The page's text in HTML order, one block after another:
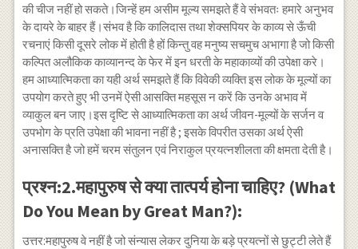
की चीज नहीं हो सकते।जिन्हें हम असीम मूल्य समझते हैं वे संभवतः हमारे अनुभव
के दायरे के बाहर हैं।संभव है कि कालिदास तथा शेक्सपियर के काव्य से ऊँची
रचनाएं किसी दूसरे लोक में होती है हों किन्तु वह मनुष्य सचमुच अभागा है जो किसी
कल्पित अलौकिक काव्यानन्द के फेर में इन धरती के महाकाव्यों की उपेक्षा करे।
हम आध्यात्मिकता का यही अर्थ समझते हैं कि विवेकी व्यक्ति इस लोक के मूल्यों का
उपयोग करते हुए भी उनमें ऐसी आसक्ति महसूस न करें कि उनके अभाव में
व्याकुल बन जाए।इस दृष्टि से आध्यात्मिकता का अर्थ जीवन-मूल्यों के सर्जन व
उपभोग के प्रति उपेक्षा की भावना नहीं है ; इसके विपरीत उसका अर्थ ऐसी
अनासक्ति है जो हमें चरम संतुलन एवं निराकुल प्रयत्नशीलता की क्षमता देती है।
प्रश्न:2.महापुरुष से क्या तात्पर्य होना चाहिए? (What
Do You Mean by Great Man?):
उत्तर:महापुरुष वे नहीं है जो संन्यास लेकर दुनिया के बड़े प्रयत्नों से छुट्टी लेते हैं